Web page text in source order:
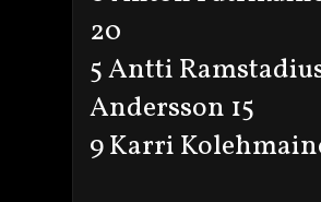
20
5 Antti
Andersson 15
9 Karri